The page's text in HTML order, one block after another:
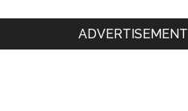
ADVERTISEMENT